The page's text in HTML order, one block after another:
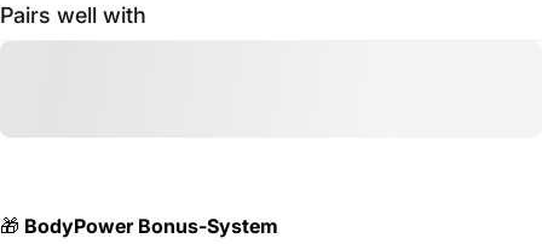
Pairs well with
🎁 BodyPower Bonus-System